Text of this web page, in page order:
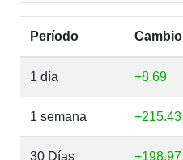
Período Cambio
1 día +8.69
1 semana +215.43
30 Días +198.97